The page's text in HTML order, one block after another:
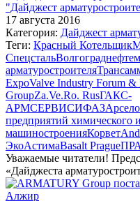
"Дайджест
17 августа 2016
Категория: Дайджест
Теги: Красный Котельщик
Спецсталь
арматуростроителя
ExpoValve Industry Forum &
GroupZa.Ve.Ro. RusГАКС-
АРМСЕРВИСИФАЗ
предприятий химического
машиностроенияКорвет
ЭкоАстимаBasalt Prague
Уважаемые читатели!
«Дайджеста